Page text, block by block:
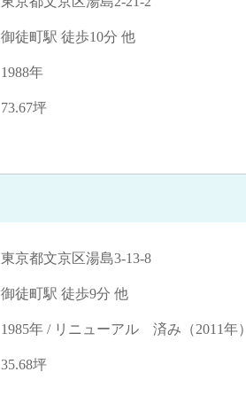
御徒町駅 徒歩10分 他
1988年
73.67坪
東京都文京区湯島3-13-8
御徒町駅 徒歩9分 他
1985年 / リニューアル 済み（2011年）
35.68坪